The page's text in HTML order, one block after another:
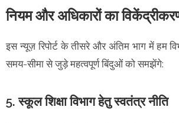
नियम और अधिकारों का
इस न्यूज़ रिपोर्ट के तीसरे और अंतिम भाग में हम
समय-सीमा से जुड़े महत्वपूर्ण बिंदुओं को समझेंगे:
5. स्कूल शिक्षा विभाग हेतु स्वतंत्र नीति